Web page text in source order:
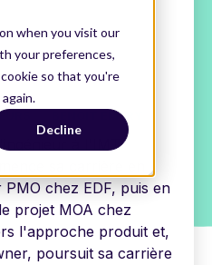
when you visit our
your preferences,
so that you're
Decline
BENOIT EMERY
à l'IMT
chez EDF, puis en
projet MOA chez
l'approche produit et,
poursuit sa carrière